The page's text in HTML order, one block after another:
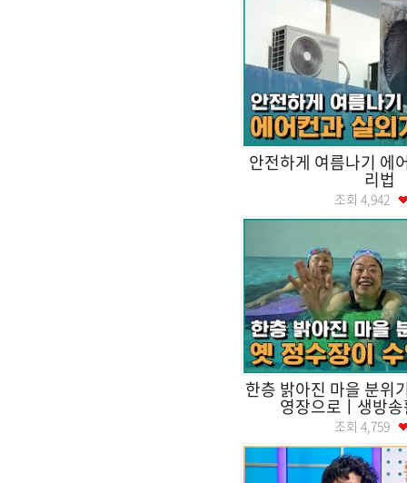
안전하게 여름나기 에
리법
조회 4,942
한층 밝아진 마을 분위
영장으로ㅣ생방
조회 4,759